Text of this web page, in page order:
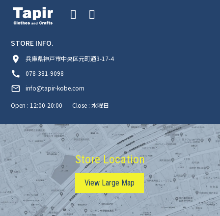
STORE INFO.
room
兵庫県神戸市中央区元町通3-17-4
call 078-381-9098
mail_outline info@tapir-kobe.com
Open : 12:00-20:00 Close : 水曜日
Store Location
View Large Map